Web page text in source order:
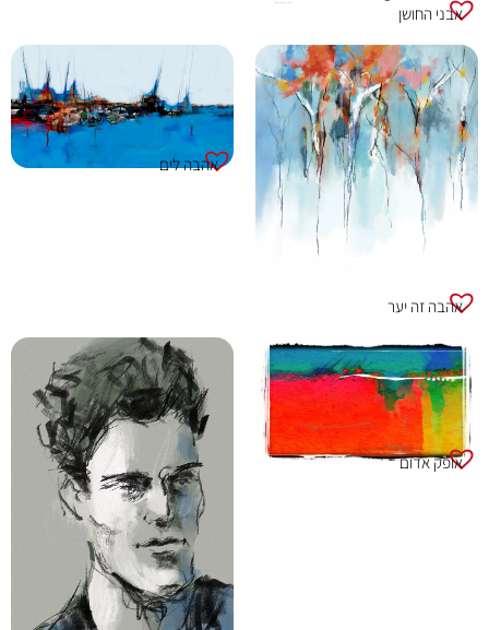
אבני החושן
אהבה זה יער
אהבה לים
אופק אדום